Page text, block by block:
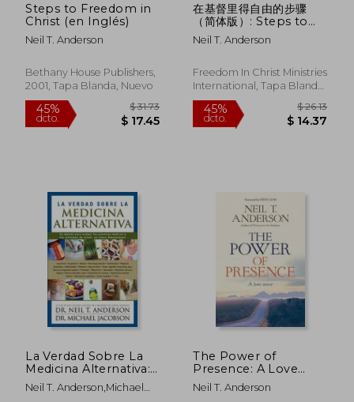
$ 31.13
Steps to Freedom in
Christ (en Inglés)
Neil T. Anderson
Bethany House Publishers,
2001, Tapa Blanda, Nuevo
在基督里得自由的步骤
（简体版）: Steps to
Freedom in Christ (en
Chino)
Neil T. Anderson
Freedom In Christ Ministries
International, Tapa Blanda,
Nuevo
La Verdad Sobre La
Medicina Alternativa:
Un Metodo Para
Evaluar Las Practicas
Neil T. Anderson,michael
The Power of
Presence: A Love
Story (en Inglés)
Neil T. Anderson